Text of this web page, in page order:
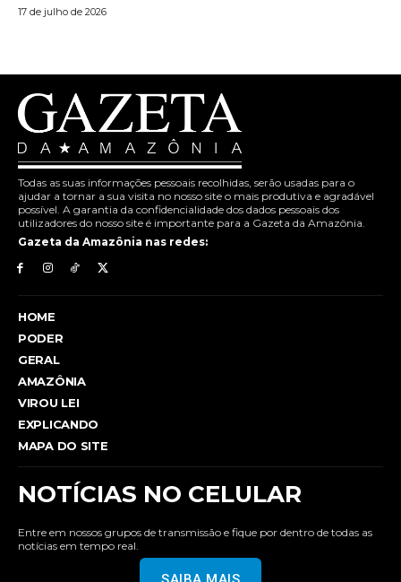
17 de julho de 2026
Todas as suas informações pessoais recolhidas, serão usadas para o
ajudar a tornar a sua visita no nosso site o mais produtiva e agradável
possível. A garantia da confidencialidade dos dados pessoais dos
utilizadores do nosso site é importante para a Gazeta da Amazônia.
Gazeta da Amazônia nas redes:
HOME
PODER
GERAL
AMAZÔNIA
VIROU LEI
EXPLICANDO
MAPA DO SITE
NOTÍCIAS NO CELULAR
Entre em nossos grupos de transmissão e fique por dentro de todas as
notícias em tempo real.